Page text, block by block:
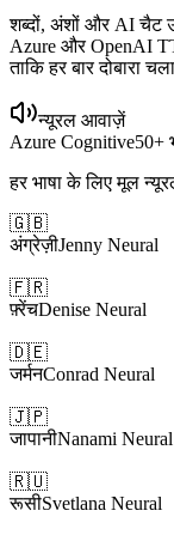
शब्दों, अंशों और AI चैट
Azure और OpenAI
ताकि हर बार दोबारा
न्यूरल आवाज़ें
Azure Cognitive50+
हर भाषा के लिए मूल
🇬🇧
अंग्रेज़ीJenny Neural
🇫🇷
फ़्रेंचDenise Neural
🇩🇪
जर्मनConrad Neural
🇯🇵
जापानीNanami Neural
🇷🇺
रूसीSvetlana Neural